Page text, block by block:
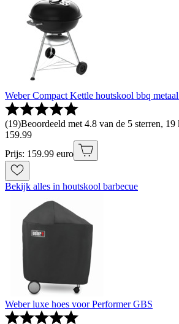
Weber Compact Kettle houtskool bbq
(19)Beoordeeld met 4.8 van de 5 sterren,
159.99
Prijs: 159.99 euro
Bekijk alles in houtskool barbecue
Weber luxe hoes voor Performer GBS